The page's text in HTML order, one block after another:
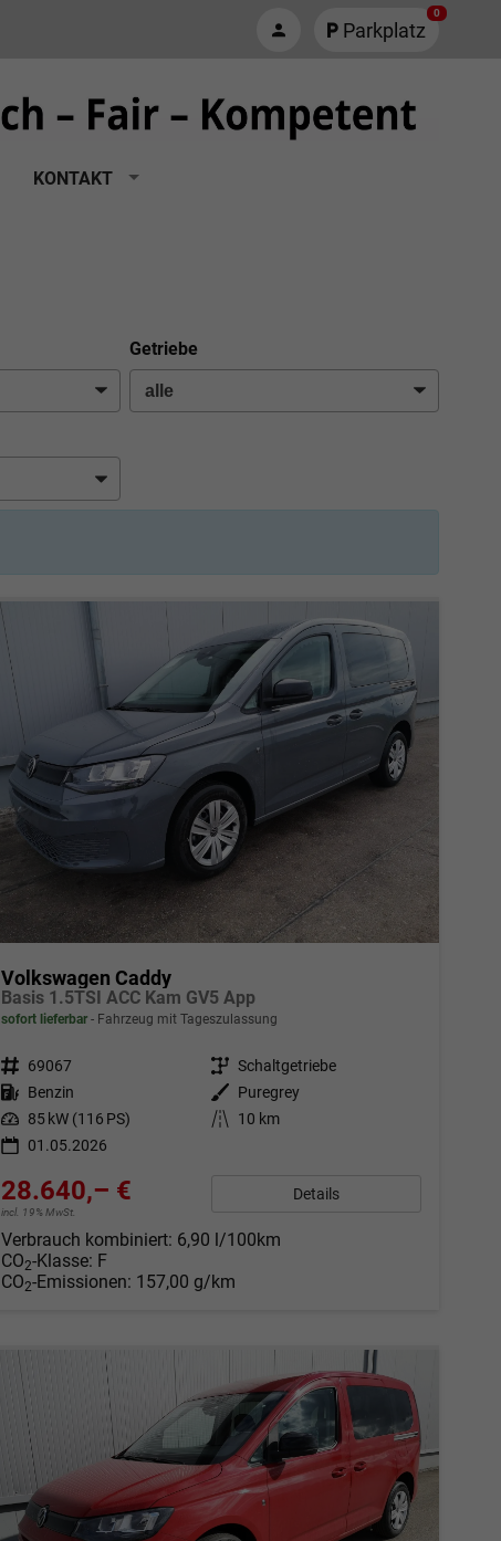
Parkplatz
0
KONTAKT
Getriebe
Volkswagen Caddy
Basis 1.5TSI ACC Kam GV5 App
sofort lieferbar Fahrzeug mit Tageszulassung
Fahrzeugnr. 69067 Getriebe Schaltgetriebe
Kraftstoff Benzin Außenfarbe
Puregrey
Leistung 85 kW (116 PS) Kilometerstand
10 km
01.05.2026
28.640,– €
incl. 19% MwSt.
Details
Verbrauch kombiniert: 6,90 l/100km
CO2-Klasse: F
CO2-Emissionen: 157,00 g/km